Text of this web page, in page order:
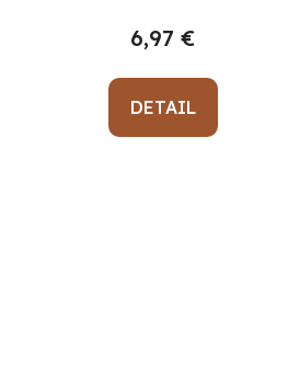
6,97 €
DETAIL